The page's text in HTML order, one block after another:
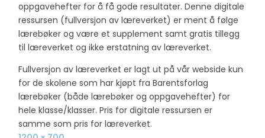
oppgavehefter for å få gode resultater. Denne digitale
ressursen (fullversjon av læreverket) er ment å følge
lærebøker og være et supplement samt gratis tillegg
til læreverket og ikke erstatning av læreverket.
Fullversjon av læreverket er lagt ut på vår webside kun
for de skolene som har kjøpt fra Barentsforlag
lærebøker (både lærebøker og oppgavehefter) for
hele klasse/klasser. Pris for digitale ressursen er
samme som pris for læreverket.